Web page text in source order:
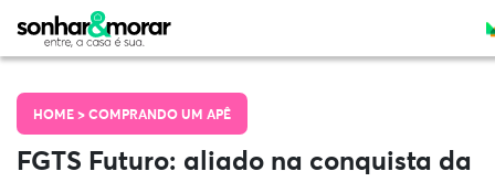
HOME > COMPRANDO UM APÊ
FGTS Futuro: aliado na conquista da